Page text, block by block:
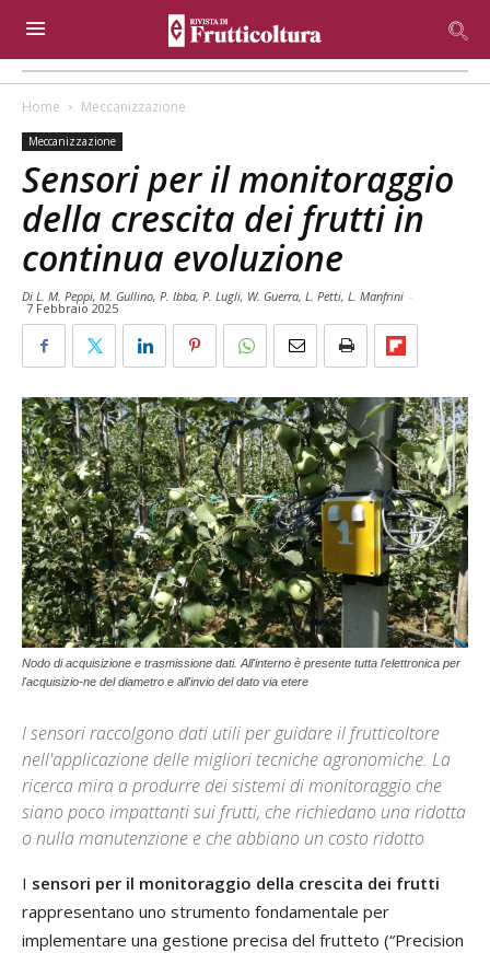
Home Meccanizzazione
Meccanizzazione
Sensori per il monitoraggio
della crescita dei frutti in
continua evoluzione
Di L. M. Peppi, M. Gullino, P. Ibba, P. Lugli, W. Guerra, L. Petti, L. Manfrini -
7 Febbraio 2025
Nodo di acquisizione e trasmissione dati. All'interno è presente tutta l'elettronica per
l'acquisizio-ne del diametro e all'invio del dato via etere
I sensori raccolgono dati utili per guidare il frutticoltore
nell'applicazione delle migliori tecniche agronomiche. La
ricerca mira a produrre dei sistemi di monitoraggio che
siano poco impattanti sui frutti, che richiedano una ridotta
o nulla manutenzione e che abbiano un costo ridotto
I sensori per il monitoraggio della crescita dei frutti
rappresentano uno strumento fondamentale per
implementare una gestione precisa del frutteto (“Precision